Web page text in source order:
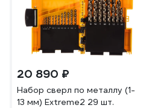
20 890 ₽
Набор сверл по металлу (1-
13 мм) Extreme2 29 шт.